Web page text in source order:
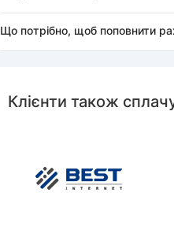
Що потрібно, щоб поповнити
Клієнти також